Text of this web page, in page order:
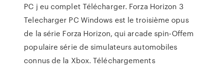
PC j eu complet Télécharger. Forza Horizon 3
Telecharger PC Windows est le troisième opus
de la série Forza Horizon, qui arcade spin-Offem
populaire série de simulateurs automobiles
connus de la Xbox. Téléchargements